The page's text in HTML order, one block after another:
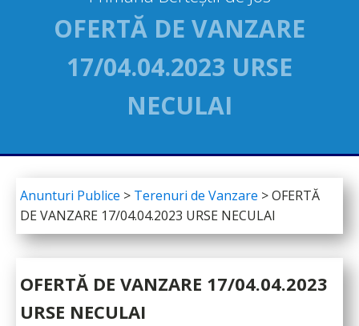
OFERTĂ DE VANZARE
17/04.04.2023 URSE
NECULAI
Anunturi Publice > Terenuri de Vanzare >OFERTĂ
DE VANZARE 17/04.04.2023 URSE NECULAI
OFERTĂ DE VANZARE 17/04.04.2023
URSE NECULAI